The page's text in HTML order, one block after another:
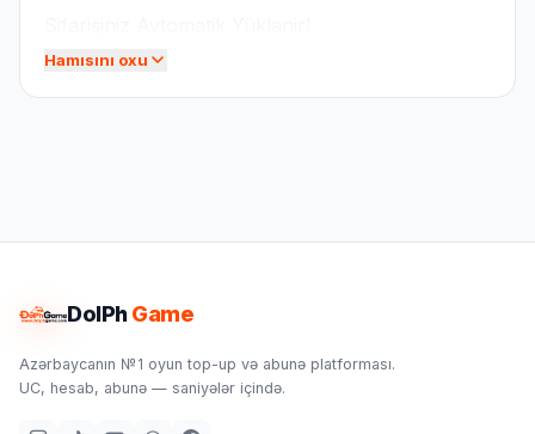
Hamısını oxu
DolPhGame
Azərbaycanın №1 oyun top-up və abunə platforması.
UC, hesab, abunə — saniyələr içində.